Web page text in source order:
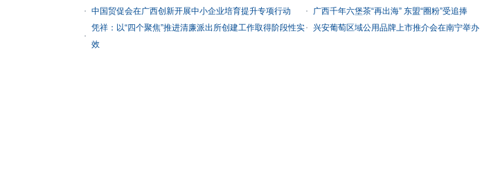
中国贸促会在广西创新开展中小企业培育提升专项行动
广西千年六堡茶“再出海” 东盟“圈粉”受追捧
凭祥：以“四个聚焦”推进清廉派出所创建工作取得阶段性实
效
兴安葡萄区域公用品牌上市推介会在南宁举办